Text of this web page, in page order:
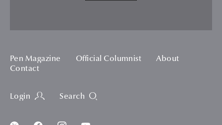
Pen Magazine Official Columnist
About
Contact
Login Search